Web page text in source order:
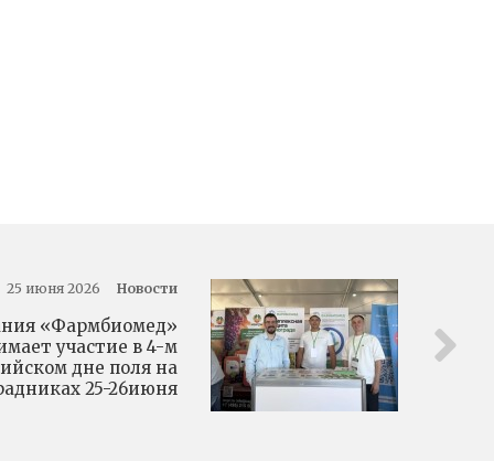
Новости
25 июня 2026
«Фармбиомед»
участие в 4-м
дне поля на
25-26июня